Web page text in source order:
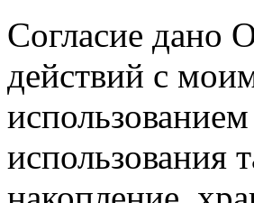
Согласие дано
действий с
использования